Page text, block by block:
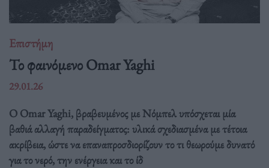
Επιστήμη
Το φαινόμενο Omar Yaghi
29.01.26
Ο Omar Yaghi, βραβευμένος με Νόμπελ υπόσχεται μία
βαθιά αλλαγή παραδείγματος: υλικά σχεδιασμένα με τέτοια
ακρίβεια, ώστε να επαναπροσδιορίζουν το τι θεωρούμε δυνατό
για το νερό, την ενέργεια και το ίδ